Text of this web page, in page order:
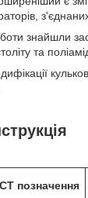
знайшли
та
позначення